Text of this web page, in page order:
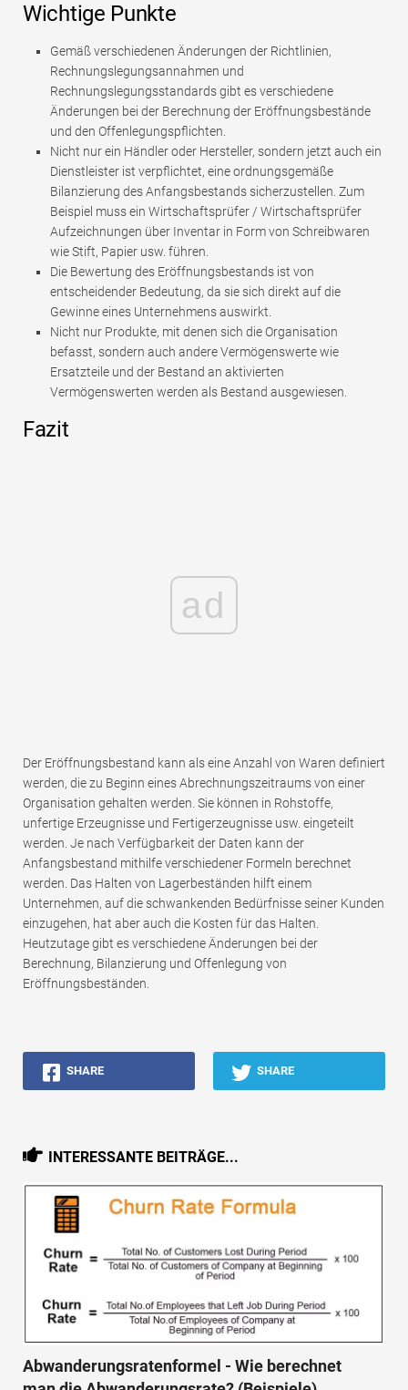
Wichtige Punkte
Gemäß verschiedenen Änderungen der Richtlinien,
Rechnungslegungsannahmen und
Rechnungslegungsstandards gibt es verschiedene
Änderungen bei der Berechnung der Eröffnungsbestände
und den Offenlegungspflichten.
Nicht nur ein Händler oder Hersteller, sondern jetzt auch ein
Dienstleister ist verpflichtet, eine ordnungsgemäße
Bilanzierung des Anfangsbestands sicherzustellen. Zum
Beispiel muss ein Wirtschaftsprüfer / Wirtschaftsprüfer
Aufzeichnungen über Inventar in Form von Schreibwaren
wie Stift, Papier usw. führen.
Die Bewertung des Eröffnungsbestands ist von
entscheidender Bedeutung, da sie sich direkt auf die
Gewinne eines Unternehmens auswirkt.
Nicht nur Produkte, mit denen sich die Organisation
befasst, sondern auch andere Vermögenswerte wie
Ersatzteile und der Bestand an aktivierten
Vermögenswerten werden als Bestand ausgewiesen.
Fazit
ad
Der Eröffnungsbestand kann als eine Anzahl von Waren definiert
werden, die zu Beginn eines Abrechnungszeitraums von einer
Organisation gehalten werden. Sie können in Rohstoffe,
unfertige Erzeugnisse und Fertigerzeugnisse usw. eingeteilt
werden. Je nach Verfügbarkeit der Daten kann der
Anfangsbestand mithilfe verschiedener Formeln berechnet
werden. Das Halten von Lagerbeständen hilft einem
Unternehmen, auf die schwankenden Bedürfnisse seiner Kunden
einzugehen, hat aber auch die Kosten für das Halten.
Heutzutage gibt es verschiedene Änderungen bei der
Berechnung, Bilanzierung und Offenlegung von
Eröffnungsbeständen.
SHARE SHARE
INTERESSANTE BEITRÄGE...
Abwanderungsratenformel - Wie berechnet